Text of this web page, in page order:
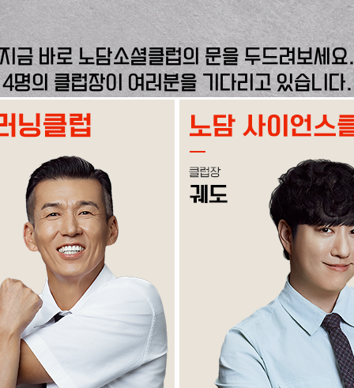
지금 바로 노담소셜클럽의 문을 두드려보세요.
4명의 클럽장이 여러분을 기다리고 있습니다.